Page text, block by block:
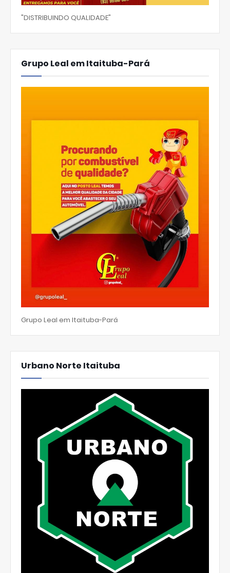
"DISTRIBUINDO QUALIDADE"
Grupo Leal em Itaituba-Pará
Grupo Leal em Itaituba-Pará
Urbano Norte Itaituba